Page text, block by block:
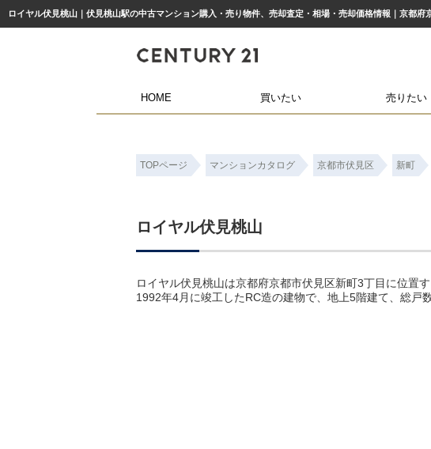
HOME 買いたい 売りたい
TOPページ マンションカタログ 京都市伏見区 新町
ロイヤル伏見桃山
ロイヤル伏見桃山は京都府京都市伏見区新町3丁目に位置
1992年4月に竣工したRC造の建物で、地上5階建て、総戸